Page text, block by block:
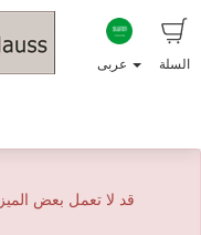
السلة
قد لا تعمل بعض